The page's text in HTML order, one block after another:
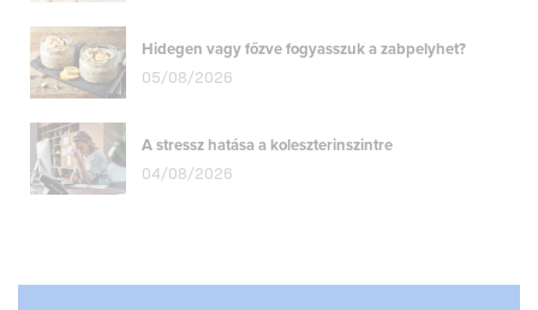
Hidegen vagy főzve fogyasszuk a zabpelyhet?
05/08/2026
A stressz hatása a koleszterinszintre
04/08/2026